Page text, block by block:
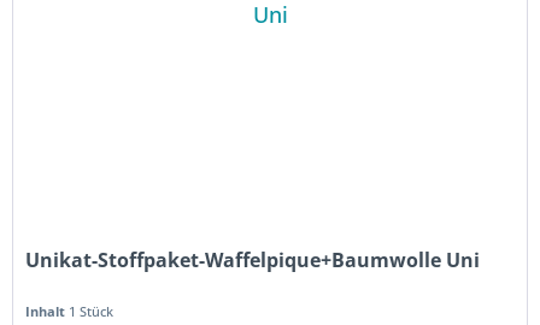
Unikat-Stoffpaket-Waffelpique+Baumwolle Uni
Inhalt 1 Stück